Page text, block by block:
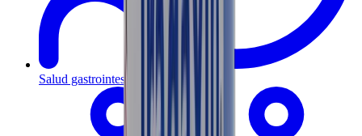
Salud gastrointestinal y metabólica